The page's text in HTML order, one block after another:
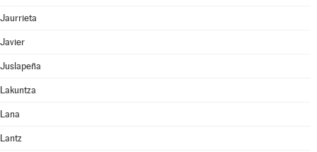
Jaurrieta
Javier
Juslapeña
Lakuntza
Lana
Lantz